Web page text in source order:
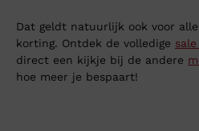
Dat geldt natuurlijk ook voor
korting. Ontdek de volledige
direct een kijkje bij de andere
hoe meer je bespaart!